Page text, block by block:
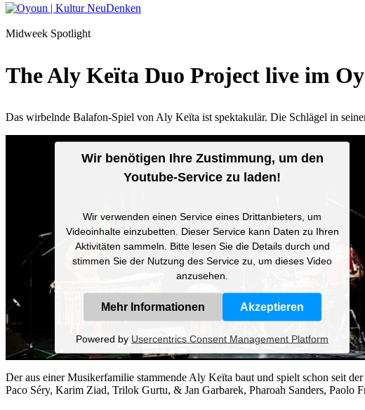
Midweek Spotlight
The Aly Keïta Duo Project live im
Das wirbelnde Balafon-Spiel von Aly Keïta ist spektakulär. Die Schlägel in
Wir benötigen Ihre Zustimmung, um den
Youtube-Service zu laden!
Wir verwenden einen Service eines Drittanbieters, um
Videoinhalte einzubetten. Dieser Service kann Daten zu Ihren
Aktivitäten sammeln. Bitte lesen Sie die Details durch und
stimmen Sie der Nutzung des Service zu, um dieses Video
anzusehen.
Mehr Informationen Akzeptieren
Powered by Usercentrics Consent Management Platform
Der aus einer Musikerfamilie stammende Aly Keïta baut und spielt schon seit
Paco Séry, Karim Ziad, Trilok Gurtu, & Jan Garbarek, Pharoah Sanders,